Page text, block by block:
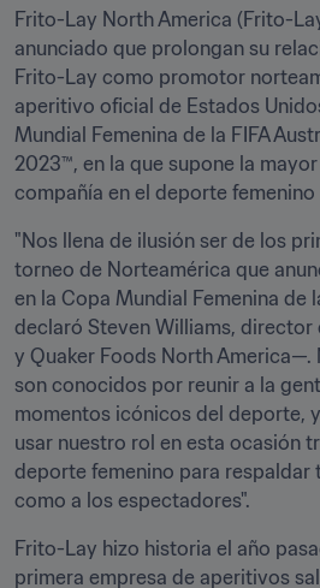
Frito-Lay North America (Frito-
anunciado que prolongan su
Frito-Lay como promotor
aperitivo oficial de Estados
Mundial Femenina de la FIFA
2023™, en la que supone la
compañía en el deporte femenino
"Nos llena de ilusión ser de los
torneo de Norteamérica que
en la Copa Mundial Femenina de
declaró Steven Williams,
y Quaker Foods North
son conocidos por reunir a la
momentos icónicos del deporte,
usar nuestro rol en esta ocasión
deporte femenino para respaldar
como a los espectadores".
Frito-Lay hizo historia el año
primera empresa de aperitivos